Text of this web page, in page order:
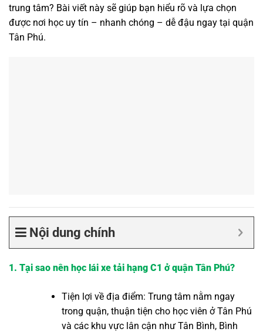
trung tâm? Bài viết này sẽ giúp bạn hiểu rõ và lựa chọn
được nơi học uy tín – nhanh chóng – dễ đậu ngay tại quận
Tân Phú.
Nội dung chính
1. Tại sao nên học lái xe tải hạng C1 ở quận Tân Phú?
Tiện lợi về địa điểm: Trung tâm nằm ngay
trong quận, thuận tiện cho học viên ở Tân Phú
và các khu vực lân cận như Tân Bình, Bình